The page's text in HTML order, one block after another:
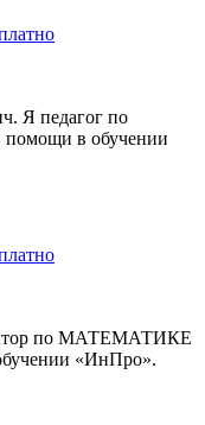
Я педагог по
помощи в обучении
по МАТЕМАТИКЕ
«ИнПро».